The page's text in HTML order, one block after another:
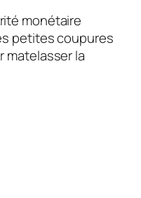
monétaire
petites coupures
matelasser la